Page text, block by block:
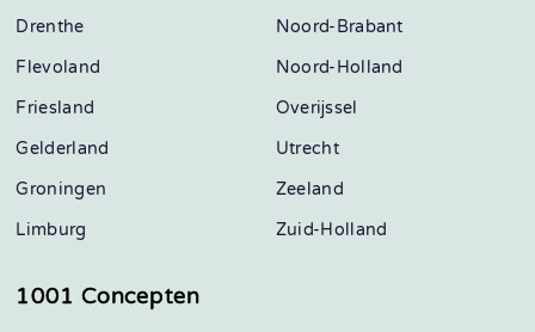
Drenthe
Flevoland
Friesland
Gelderland
Groningen
Limburg
Noord-Brabant
Noord-Holland
Overijssel
Utrecht
Zeeland
Zuid-Holland
1001 Concepten